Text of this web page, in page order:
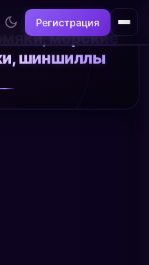
Регистрация
морские
шиншиллы